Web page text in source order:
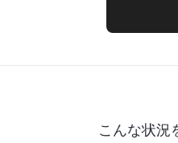
こんな状況